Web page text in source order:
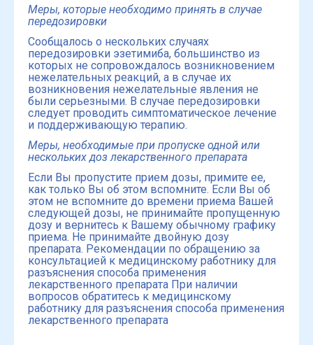
Меры, которые необходимо принять в случае
передозировки
Сообщалось о нескольких случаях
передозировки эзетимиба, большинство из
которых не сопровождалось возникновением
нежелательных реакций, а в случае их
возникновения нежелательные явления не
были серьезными. В случае передозировки
следует проводить симптоматическое лечение
и поддерживающую терапию.
Меры, необходимые при пропуске одной или
нескольких доз лекарственного препарата
Если Вы пропустите прием дозы, примите ее,
как только Вы об этом вспомните. Если Вы об
этом не вспомните до времени приема Вашей
следующей дозы, не принимайте пропущенную
дозу и вернитесь к Вашему обычному графику
приема. Не принимайте двойную дозу
препарата. Рекомендации по обращению за
консультацией к медицинскому работнику для
разъяснения способа применения
лекарственного препарата При наличии
вопросов обратитесь к медицинскому
работнику для разъяснения способа применения
лекарственного препарата